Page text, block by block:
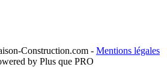
Construction.com - Mentions légales
by Plus que PRO